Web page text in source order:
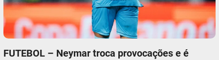
FUTEBOL – Neymar troca provocações e é